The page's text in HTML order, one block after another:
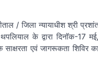
/ जिला न्यायाधीश श्री
के द्वारा दिनॉक-17
एवं जागरूकता शिविर